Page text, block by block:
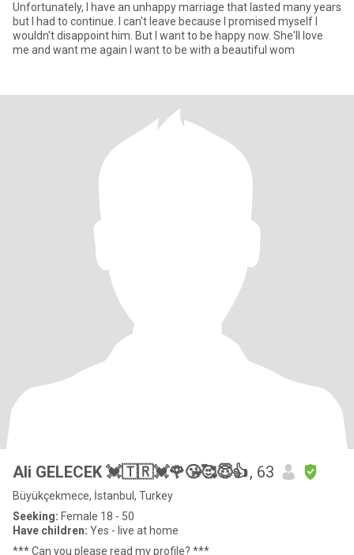
Unfortunately, I have an unhappy marriage that lasted many years
but I had to continue. I can't leave because I promised myself I
wouldn't disappoint him. But I want to be happy now. She'll love
me and want me again I want to be with a beautiful wom
Ali GELECEK 💓🇹🇷💓🌹😘🥰😇👍, 63
Büyükçekmece, İstanbul, Turkey
Seeking: Female 18 - 50
Have children: Yes - live at home
*** Can you please read my profile? ***